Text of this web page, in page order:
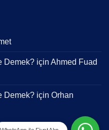
Demek? için Ahmed Fuad
Demek? için Orhan